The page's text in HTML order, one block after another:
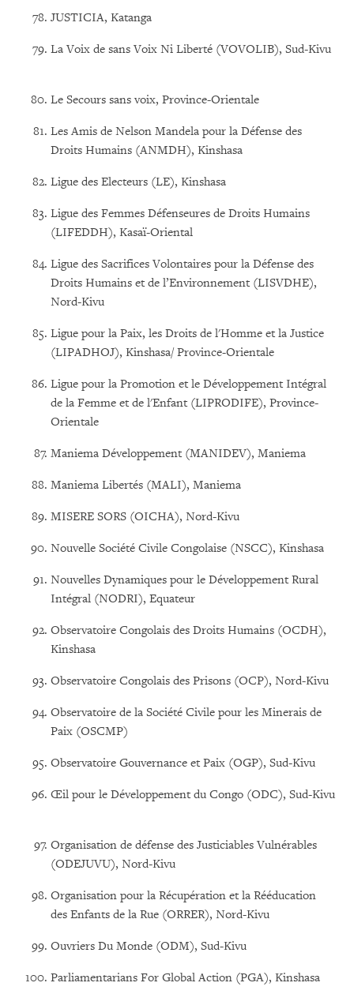
JUSTICIA, Katanga
La Voix de sans Voix Ni Liberté (VOVOLIB), Sud-Kivu
Le Secours sans voix, Province-Orientale
Les Amis de Nelson Mandela pour la Défense des
Droits Humains (ANMDH), Kinshasa
Ligue des Electeurs (LE), Kinshasa
Ligue des Femmes Défenseures de Droits Humains
(LIFEDDH), Kasaï-Oriental
Ligue des Sacrifices Volontaires pour la Défense des
Droits Humains et de l’Environnement (LISVDHE),
Nord-Kivu
Ligue pour la Paix, les Droits de l'Homme et la Justice
(LIPADHOJ), Kinshasa/ Province-Orientale
Ligue pour la Promotion et le Développement Intégral
de la Femme et de l'Enfant (LIPRODIFE), Province-
Orientale
Maniema Développement (MANIDEV), Maniema
Maniema Libertés (MALI), Maniema
MISERE SORS (OICHA), Nord-Kivu
Nouvelle Société Civile Congolaise (NSCC), Kinshasa
Nouvelles Dynamiques pour le Développement Rural
Intégral (NODRI), Equateur
Observatoire Congolais des Droits Humains (OCDH),
Kinshasa
Observatoire Congolais des Prisons (OCP), Nord-Kivu
Observatoire de la Société Civile pour les Minerais de
Paix (OSCMP)
Observatoire Gouvernance et Paix (OGP), Sud-Kivu
Œil pour le Développement du Congo (ODC), Sud-Kivu
Organisation de défense des Justiciables Vulnérables
(ODEJUVU), Nord-Kivu
Organisation pour la Récupération et la Rééducation
des Enfants de la Rue (ORRER), Nord-Kivu
Ouvriers Du Monde (ODM), Sud-Kivu
Parliamentarians For Global Action (PGA), Kinshasa